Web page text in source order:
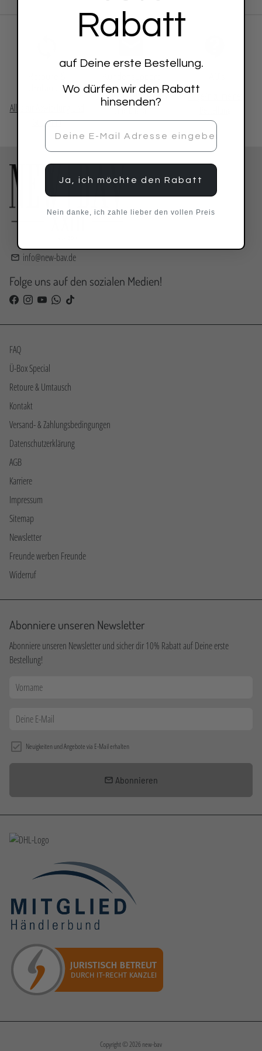
Umtausch
Alles zur Abwicklung und
Gutschrift
Schreibe uns bei Fragen
Frage/n zu meiner
email info@new-bav.de
Folge uns auf den sozialen Medien!
FAQ
Ü-Box Special
Retoure & Umtausch
Kontakt
Versand- & Zahlungsbedingungen
Datenschutzerklärung
AGB
Karriere
Impressum
Sitemap
Newsletter
Freunde werben Freunde
Widerruf
Abonniere unseren Newsletter
Abonniere unseren Newsletter und sicher dir 10% Rabatt auf Deine erste
Bestellung!
Neuigkeiten und Angebote via E-Mail erhalten
email Abonnieren
Copyright © 2026new-bav
Rabatt
auf Deine erste Bestellung.
Wo dürfen wir den Rabatt
hinsenden?
Ja, ich möchte den Rabatt
Nein danke, ich zahle lieber den vollen Preis